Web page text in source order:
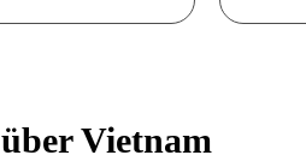
Vietnam